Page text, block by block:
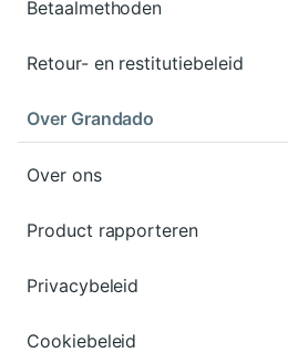
Betaalmethoden
Retour- en restitutiebeleid
Over Grandado
Over ons
Product rapporteren
Privacybeleid
Cookiebeleid